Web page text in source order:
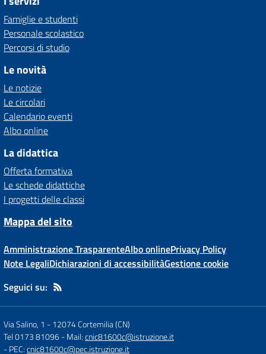
Famiglie e studenti
Personale scolastico
Percorsi di studio
Le novità
Le notizie
Le circolari
Calendario eventi
Albo online
La didattica
Offerta formativa
Le schede didattiche
I progetti delle classi
Mappa del sito
Amministrazione TrasparenteAlbo onlinePrivacy Policy
Note LegaliDichiarazioni di accessibilitàGestione cookie
Seguici su:
Via Salino, 1 -12074 Cortemilia (CN)
Tel 0173 81096- Mail:cnic81600c@istruzione.it
- PEC:cnic81600c@pec.istruzione.it